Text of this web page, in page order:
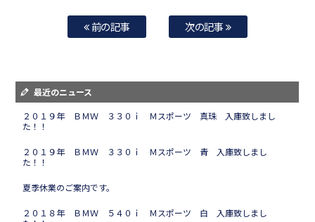
前の記事 次の記事
最近のニュース
２０１９年 ＢＭＷ ３３０ｉ Ｍスポーツ 真珠 入庫致しまし
た！！
２０１９年 ＢＭＷ ３３０ｉ Ｍスポーツ 青 入庫致しまし
た！！
夏季休業のご案内です。
２０１８年 ＢＭＷ ５４０ｉ Ｍスポーツ 白 入庫致しまし